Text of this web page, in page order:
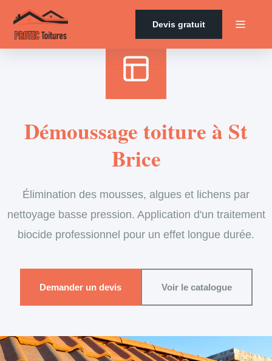
Devis gratuit
Démoussage toiture à St
Brice
Élimination des mousses, algues et lichens par
nettoyage basse pression. Application d'un traitement
biocide professionnel pour un effet longue durée.
Demander un devis Voir le catalogue